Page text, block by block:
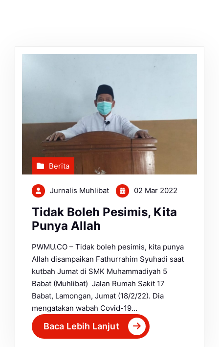
Berita
Jurnalis Muhlibat 02 Mar 2022
Tidak Boleh Pesimis, Kita
Punya Allah
PWMU.CO – Tidak boleh pesimis, kita punya
Allah disampaikan Fathurrahim Syuhadi saat
kutbah Jumat di SMK Muhammadiyah 5
Babat (Muhlibat) Jalan Rumah Sakit 17
Babat, Lamongan, Jumat (18/2/22). Dia
mengatakan wabah Covid-19…
Baca Lebih Lanjut